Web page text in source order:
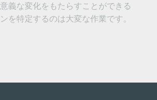
義な変化をもたらすことができる
を特定するのは大変な作業です。